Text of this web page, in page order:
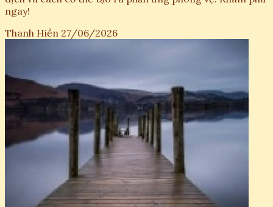
ngay!
Thanh Hiền 27/06/2026